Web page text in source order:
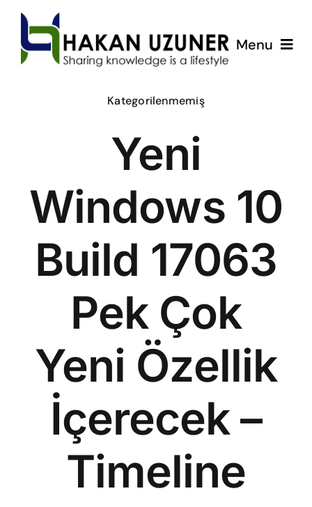
content
Menu
ÇözümPark
Eğitimlerim
İletişim
Kategorilenmemiş
Yeni
Windows 10
Build 17063
Pek Çok
Yeni Özellik
İçerecek –
Timeline